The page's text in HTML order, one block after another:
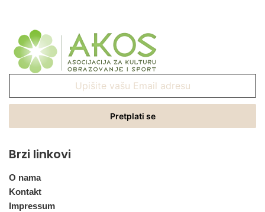
Email
Brzi linkovi
O nama
Kontakt
Impressum